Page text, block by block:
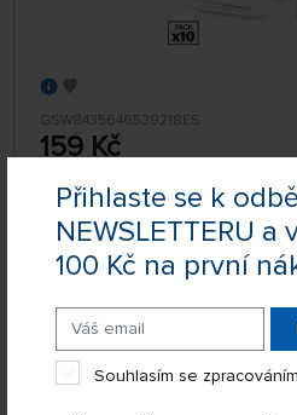
Přihlaste se k
NEWSLETTERU a
100 Kč na první
Souhlasím se
GSW8435646539218ES
159 Kč
Plnitelné fixy Green Stuff